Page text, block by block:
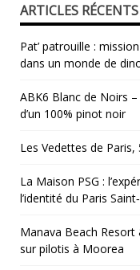
ARTICLES RÉCENTS
Pat’ patrouille :
dans un monde de
ABK6 Blanc de Noirs
d’un 100% pinot noir
Les Vedettes de Paris,
La Maison PSG :
l’identité du Paris
Manava Beach Resort
sur pilotis à Moorea